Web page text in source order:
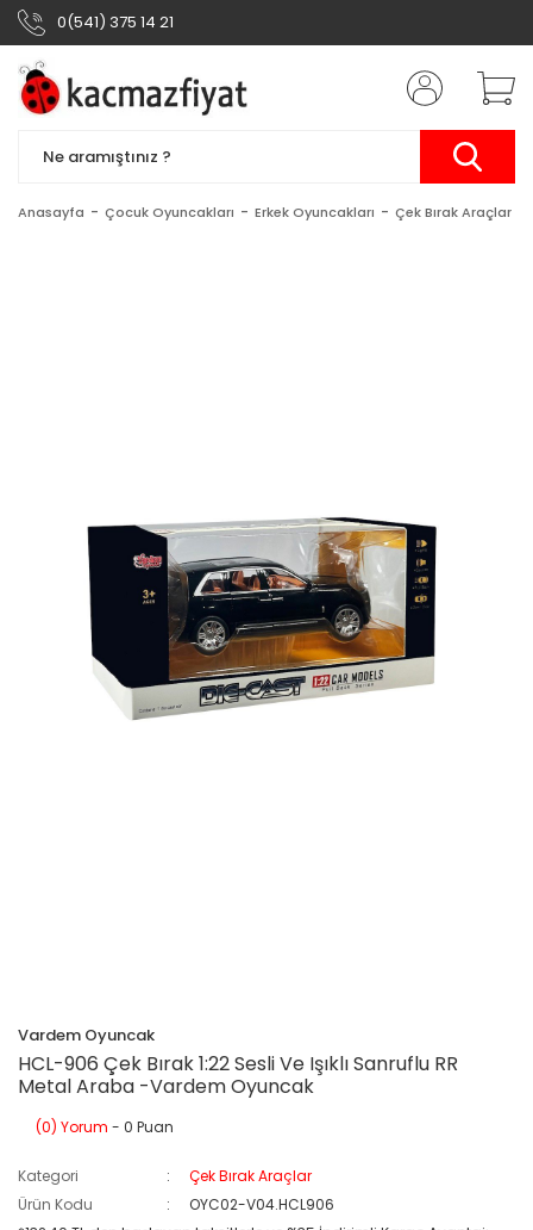
0(541) 375 14 21
Anasayfa Çocuk Oyuncakları Erkek Oyuncakları Çek Bırak Araçlar
Vardem Oyuncak
HCL-906 Çek Bırak 1:22 Sesli Ve Işıklı Sanruflu RR
Metal Araba -Vardem Oyuncak
(0) Yorum - 0 Puan
Kategori
Çek Bırak Araçlar
Ürün Kodu
OYC02-V04.HCL906